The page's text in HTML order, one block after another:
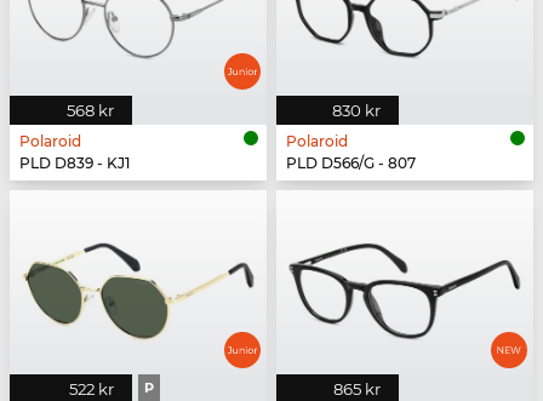
568 kr
Polaroid
PLD D839 - KJ1
830 kr
Polaroid
PLD D566/G - 807
522 kr P 865 kr